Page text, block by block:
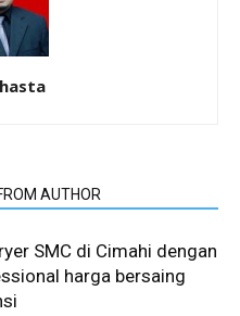
AUTHOR
SMC di Cimahi dengan
harga bersaing